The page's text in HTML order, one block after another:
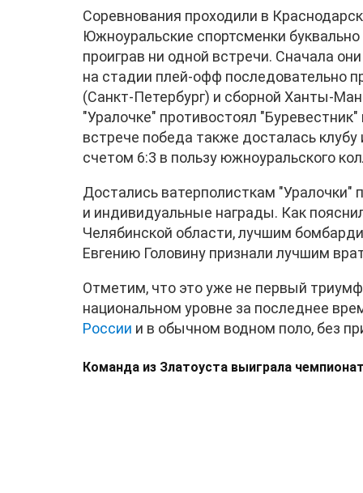
Соревнования проходили в
Южноуральские спортсменки
проиграв ни одной встречи. Сначала
на стадии плей-офф последовательно
(Санкт-Петербург) и сборной Ханты-
"Уралочке" противостоял
встрече победа также досталась
счетом 6:3 в пользу южноуральского
Достались ватерполисткам "Уралочки"
и индивидуальные награды. Как
Челябинской области, лучшим
Евгению Головину признали лучшим
Отметим, что это уже не первый
национальном уровне за последнее
России и в обычном водном поло, без
Команда из Златоуста выиграла